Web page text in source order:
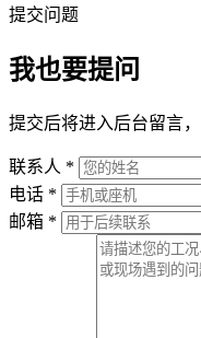
提交问题
我也要提问
提交后将进入后台留言
联系人 *
电话 *
邮箱 *